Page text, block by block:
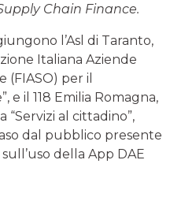
Chain Finance.
l’Asl di Taranto,
Italiana Aziende
(FIASO) per il
e il 118 Emilia Romagna,
al cittadino”,
dal pubblico presente
della App DAE